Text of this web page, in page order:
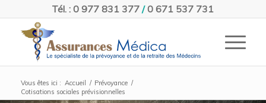
Tél. : 0 977 831 377 /0 671 537 731
Vous êtes ici : Accueil / Prévoyance /
Cotisations sociales prévisionnelles